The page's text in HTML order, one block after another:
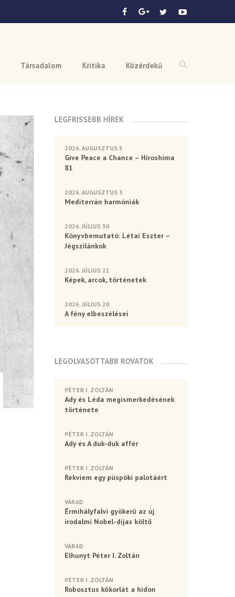
Társadalom Kritika Közérdekű
LEGFRISSEBB HÍREK
2026. AUGUSZTUS 5
Give Peace a Chance – Hiroshima
81
2026. AUGUSZTUS 3
Mediterrán harmóniák
2026. JÚLIUS 30
Könyvbemutató: Létai Eszter –
Jégszilánkok
2026. JÚLIUS 22
Képek, arcok, történetek
2026. JÚLIUS 20
A fény elbeszélései
LEGOLVASOTTABB ROVATOK
PÉTER I. ZOLTÁN
Ady és Léda megismerkedésének
története
PÉTER I. ZOLTÁN
Ady és A duk-duk affér
PÉTER I. ZOLTÁN
Rekviem egy püspöki palotáért
VÁRAD
Érmihályfalvi gyökerű az új
irodalmi Nobel-díjas költő
VÁRAD
Elhunyt Péter I. Zoltán
PÉTER I. ZOLTÁN
Robosztus kőkorlát a hídon